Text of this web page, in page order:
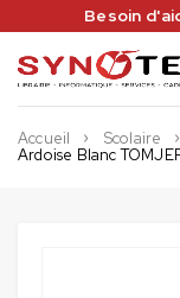
Besoin
Accueil Scolaire
Ardoise Blanc